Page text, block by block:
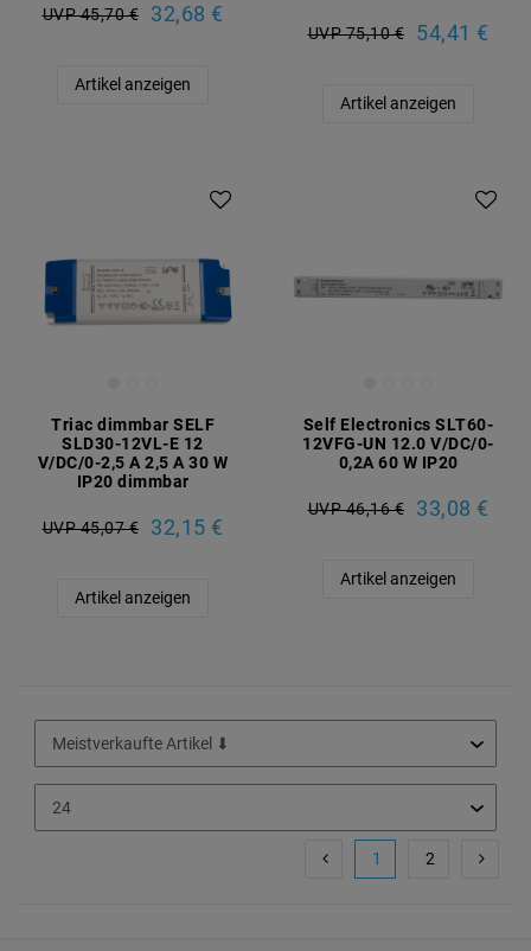
UVP 45,70 € 32,68 €
Artikel anzeigen
UVP 75,10 € 54,41 €
Artikel anzeigen
Triac dimmbar SELF
SLD30-12VL-E 12
V/DC/0-2,5 A 2,5 A 30 W
IP20 dimmbar
UVP 45,07 € 32,15 €
Artikel anzeigen
Self Electronics SLT60-
12VFG-UN 12.0 V/DC/0-
0,2A 60 W IP20
UVP 46,16 € 33,08 €
Artikel anzeigen
1 2